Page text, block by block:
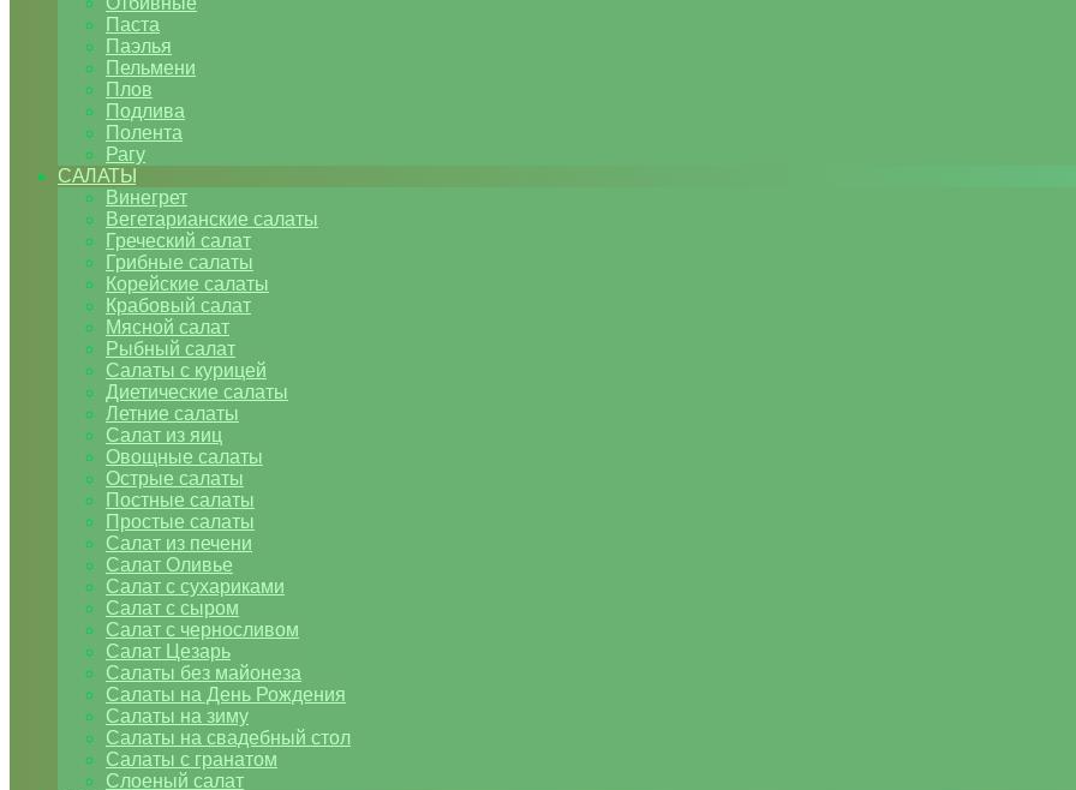
Паста
Паэлья
Пельмени
Плов
Подлива
Полента
Рагу
САЛАТЫ
Винегрет
Вегетарианские салаты
Греческий салат
Грибные салаты
Корейские салаты
Крабовый салат
Мясной салат
Рыбный салат
Салаты с курицей
Диетические салаты
Летние салаты
Салат из яиц
Овощные салаты
Острые салаты
Постные салаты
Простые салаты
Салат из печени
Салат Оливье
Салат с сухариками
Салат с сыром
Салат с черносливом
Салат Цезарь
Салаты без майонеза
Салаты на День Рождения
Салаты на зиму
Салаты на свадебный стол
Салаты с гранатом
Слоеный салат